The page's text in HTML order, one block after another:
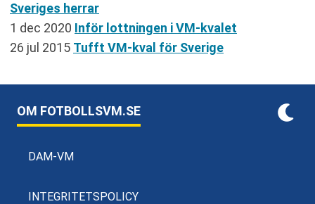
Sveriges herrar
1 dec 2020 Inför lottningen i VM-kvalet
26 jul 2015 Tufft VM-kval för Sverige
OM FOTBOLLSVM.SE
DAM-VM
INTEGRITETSPOLICY